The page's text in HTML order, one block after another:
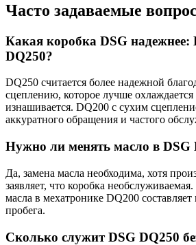
Часто задаваемые
Какая коробка DSG надежнее:
DQ250?
DQ250 считается более надежной
сцеплению, которое лучше
изнашивается. DQ200 с сухим
аккуратного обращения и частого
Нужно ли менять масло в DSG
Да, замена масла необходима, хотя
заявляет, что коробка
масла в мехатронике DQ200
пробега.
Сколько служит DSG DQ250